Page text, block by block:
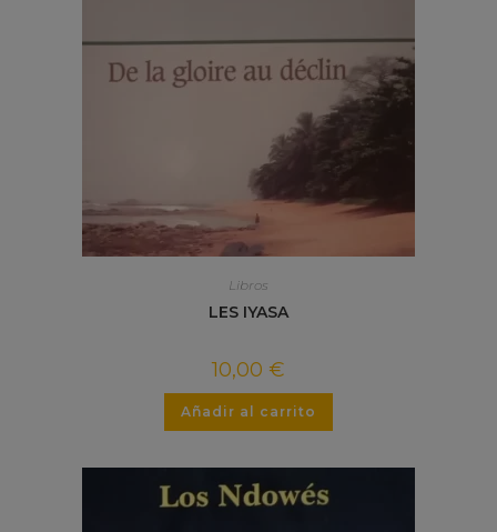
Libros
LES IYASA
10,00 €
Añadir al carrito